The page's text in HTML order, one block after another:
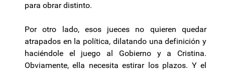
para obrar distinto.
Por otro lado, esos jueces no quieren quedar
atrapados en la política, dilatando una definición y
haciéndole el juego al Gobierno y a Cristina.
Obviamente, ella necesita estirar los plazos. Y el